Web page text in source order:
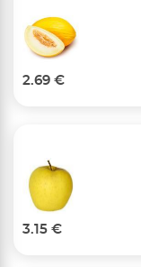
2.69 €
3.15 €